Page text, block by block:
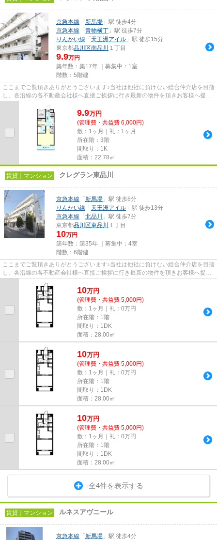
京急本線 「 新馬場 」駅 徒歩4分
京急本線 「 青物横丁 」駅 徒歩7分
りんかい線 「 天王洲アイル 」駅 徒歩15分
東京都品川区南品川 １丁目
9.9万円
築年数：築17年 ｜募集中： 1室
階数：5階建
ここまでご覧頂きありがとうございます♪当社は他社に負けない総合仲介店を目指
し、各沿線の各不動産会社様へ直接ご挨拶に行き最新の物件を頂きお客様へ提供
9.9万円
(管理費・共益費 6,000円)
敷：1ヶ月｜礼：1ヶ月
所在階：3階
間取り：1K
面積：22.78㎡
賃貸｜マンション クレグラン東品川
京急本線 「 新馬場 」駅 徒歩8分
りんかい線 「 天王洲アイル 」駅 徒歩13分
京急本線 「 北品川
」駅 徒歩7分
東京都品川区東品川 １丁目
10万円
築年数：築35年 ｜募集中： 4室
階数：6階建
ここまでご覧頂きありがとうございます♪当社は他社に負けない総合仲介店を目指
し、各沿線の各不動産会社様へ直接ご挨拶に行き最新の物件を頂きお客様へ提供
10万円
(管理費・共益費 5,000円)
敷：1ヶ月｜礼：0万円
所在階：1階
間取り：1DK
面積：28.00㎡
10万円
(管理費・共益費 5,000円)
敷：1ヶ月｜礼：0万円
所在階：1階
間取り：1DK
面積：28.00㎡
10万円
(管理費・共益費 5,000円)
敷：1ヶ月｜礼：0万円
所在階：1階
間取り：1DK
面積：28.00㎡
全4件を表示する
賃貸｜マンション ルネスアヴニール
京急本線 「 新馬場 」駅 徒歩4分